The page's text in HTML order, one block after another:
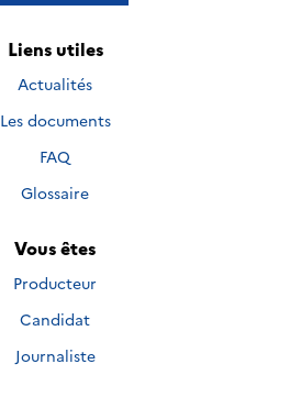
Liens utiles
Actualités
Les documents
FAQ
Glossaire
Vous êtes
Producteur
Candidat
Journaliste